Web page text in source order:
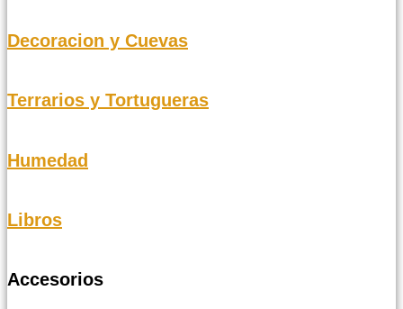
Decoracion y Cuevas
Terrarios y Tortugueras
Humedad
Libros
Accesorios